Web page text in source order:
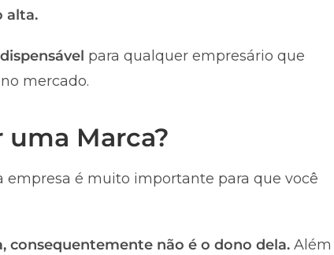
alta.
para qualquer empresário que
mercado.
uma Marca?
empresa é muito importante para que você
consequentemente não é o dono dela. Além